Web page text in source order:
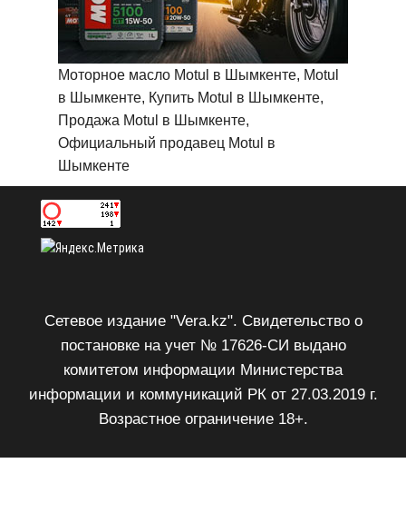
Моторное масло Motul в Шымкенте, Motul
в Шымкенте, Купить Motul в Шымкенте,
Продажа Motul в Шымкенте,
Официальный продавец Motul в
Шымкенте
Сетевое издание "Vera.kz". Свидетельство о
постановке на учет № 17626-СИ выдано
комитетом информации Министерства
информации и коммуникаций РК от 27.03.2019 г.
Возрастное ограничение 18+.